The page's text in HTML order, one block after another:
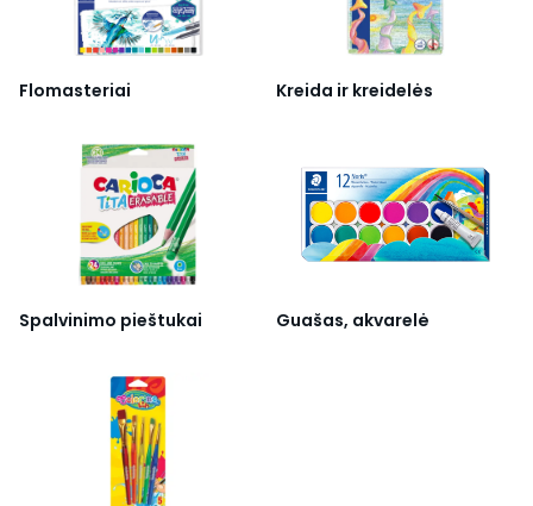
Flomasteriai Kreida ir kreidelės
Spalvinimo pieštukai Guašas, akvarelė